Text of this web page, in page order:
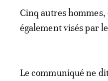
Cinq autres
également visés par
Le communiqué ne